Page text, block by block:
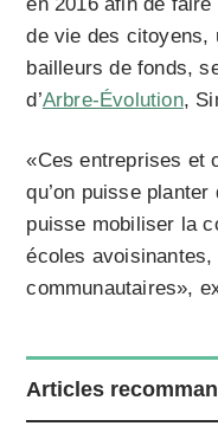
de vie des citoyens,
bailleurs de fonds,
d’Arbre-Évolution,
«Ces entreprises et
qu’on puisse
puisse mobiliser la
écoles
communautaires»,
Articles